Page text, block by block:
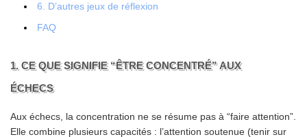
6. D’autres jeux de réflexion
FAQ
1. CE QUE SIGNIFIE “ÊTRE CONCENTRÉ” AUX
ÉCHECS
Aux échecs, la concentration ne se résume pas à “faire attention”.
Elle combine plusieurs capacités : l’attention soutenue (tenir sur